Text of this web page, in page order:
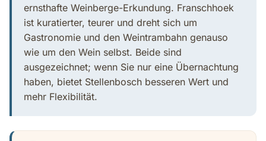
ernsthafte Weinberge-Erkundung. Franschhoek
ist kuratierter, teurer und dreht sich um
Gastronomie und den Weintrambahn genauso
wie um den Wein selbst. Beide sind
ausgezeichnet; wenn Sie nur eine Übernachtung
haben, bietet Stellenbosch besseren Wert und
mehr Flexibilität.